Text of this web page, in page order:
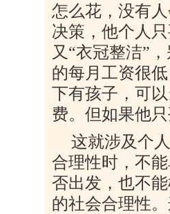
怎么花，没有
决策，他个人
又“衣冠整洁”
的每月工资很
下有孩子，可
费。但如果他
这就涉及个
合理性时，不
否出发，也不
的社会合理性